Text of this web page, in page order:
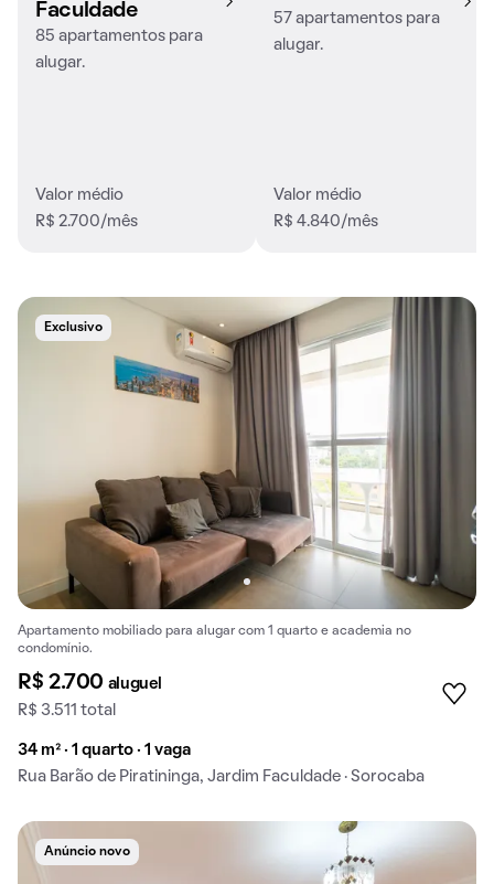
Faculdade
85 apartamentos para
alugar.
Valor médio
R$ 2.700/mês
57 apartamentos para
alugar.
Valor médio
R$ 4.840/mês
Exclusivo
Apartamento mobiliado para alugar com 1 quarto e academia no
condomínio.
R$ 2.700 aluguel
R$ 3.511 total
34 m² · 1 quarto · 1 vaga
Rua Barão de Piratininga, Jardim Faculdade · Sorocaba
Anúncio novo